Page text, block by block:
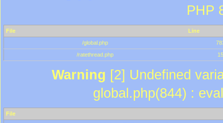
PHP
File
Line
/global.php
/ratethread.php
15
Warning [2] Undefined
global.php(844) :
File